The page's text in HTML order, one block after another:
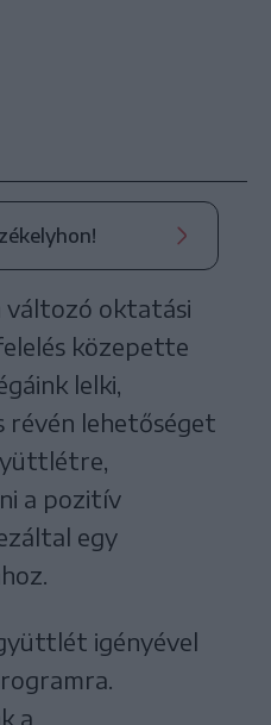
változó oktatási
közepette
lelki,
révén lehetőséget
a pozitív
egy
igényével
a